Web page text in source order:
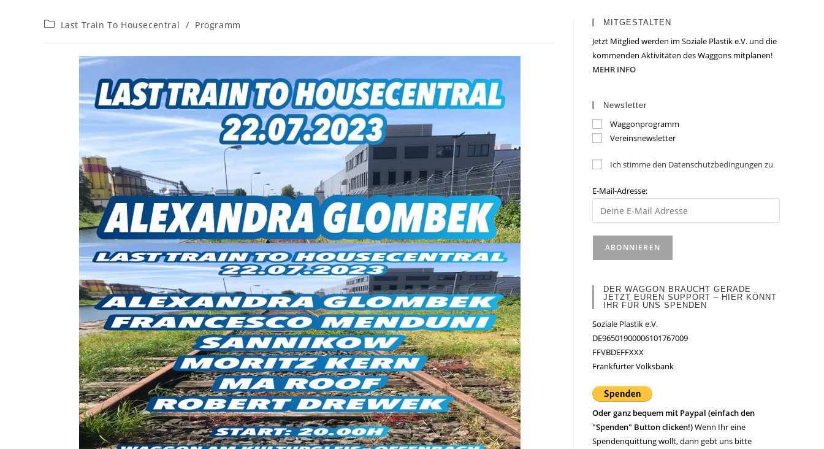
Beitrags-
Last Train To Housecentral / Programm MITGESTALTEN
Jetzt Mitglied werden im Soziale Plastik e.V. und die
kommenden Aktivitäten des Waggons mitplanen!
MEHR INFO
Newsletter
Waggonprogramm
Vereinsnewsletter
Ich stimme den Datenschutzbedingungen zu
E-Mail-Adresse:
DER WAGGON BRAUCHT GERADE
JETZT EUREN SUPPORT – HIER KÖNNT
IHR FÜR UNS SPENDEN
Soziale Plastik e.V.
DE96501900006101767009
FFVBDEFFXXX
Frankfurter Volksbank
Oder ganz bequem mit Paypal (einfach den
"Spenden" Button clicken!)Wenn Ihr eine
Spendenquittung wollt, dann gebt uns bitte